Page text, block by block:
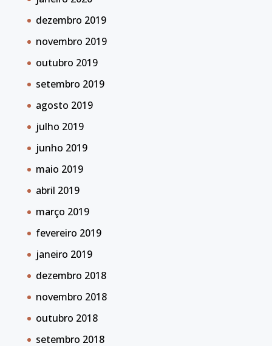
dezembro 2019
novembro 2019
outubro 2019
setembro 2019
agosto 2019
julho 2019
junho 2019
maio 2019
abril 2019
março 2019
fevereiro 2019
janeiro 2019
dezembro 2018
novembro 2018
outubro 2018
setembro 2018